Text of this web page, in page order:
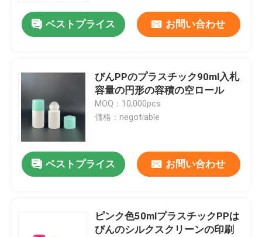
ベストプライス お問い合わせ
びんPPのプラスチック90ml入札
容量の円形の容積の空ロール
MOQ：10,000pcs
価格：negotiable
ベストプライス お問い合わせ
ピンク色50mlプラスチックPPは
びんのシルクスクリーンの印刷